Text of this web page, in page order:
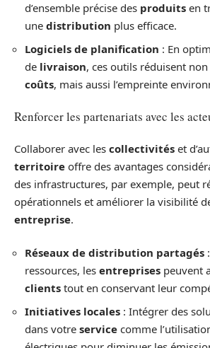
d’ensemble précise des produits en
une distribution plus efficace.
Logiciels de planification : En
de livraison, ces outils réduisent
coûts, mais aussi l’empreinte
Renforcer les partenariats avec les
Collaborer avec les collectivités et
territoire offre des avantages
des infrastructures, par exemple, peut
opérationnels et améliorer la visibilité
entreprise.
Réseaux de distribution partagés
ressources, les entreprises peuvent
clients tout en conservant leur
Initiatives locales : Intégrer des
dans votre service comme